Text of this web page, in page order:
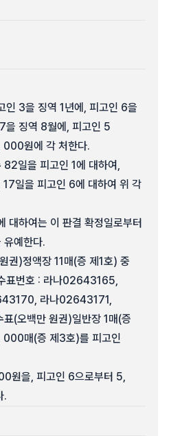
인 3을 징역 1년에, 피고인 6을
을 징역 8월에, 피고인 5
원에 각 처한다.
82일을 피고인 1에 대하여,
일을 피고인 6에 대하여 위 각
하여는 이 판결 확정일로부터
유예한다.
권)정액장 11매(증 제1호) 중
표번호 : 라나02643165,
라나02643171,
(오백만 원권)일반장 1매(증
000매(증 제3호)를 피고인
원을, 피고인 6으로부터 5,
.